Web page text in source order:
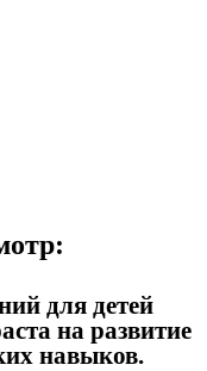
для детей
на развитие
навыков.